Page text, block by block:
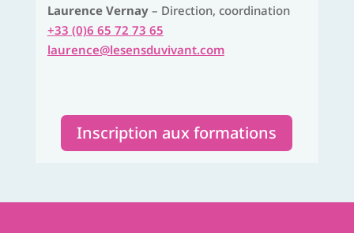
Laurence Vernay– Direction, coordination
+33 (0)6 65 72 73 65
laurence@lesensduvivant.com
Inscription aux formations